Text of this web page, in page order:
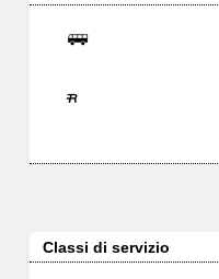
Classi di servizio